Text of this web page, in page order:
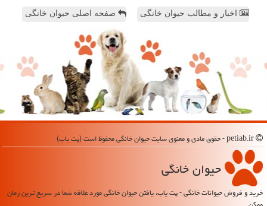
اخبار و مطالب حیوان خانگی صفحه اصلی حیوان خانگی
حیوان خانگی
خرید و فروش حیوانات خانگی - پت یاب، یافتن حیوان خانگی مورد علاقه شما در سریع ترین زمان